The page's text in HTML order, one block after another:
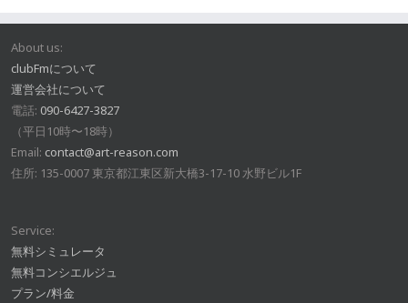
About us:
clubFmについて
運営会社について
電話: 090-6427-3827
（平日10時〜18時）
Email: contact@art-reason.com
住所: 135-0007 東京都江東区新大橋3-17-10 水野ビル1F
Service:
無料シミュレータ
無料コンシエルジュ
プラン/料金